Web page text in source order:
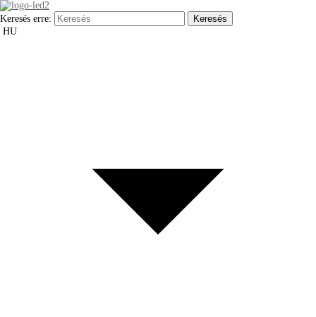
Keresés erre:
HU